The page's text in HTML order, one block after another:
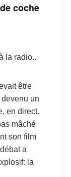
coche
la radio..
être
un
en direct.
mâché
son film
a
la